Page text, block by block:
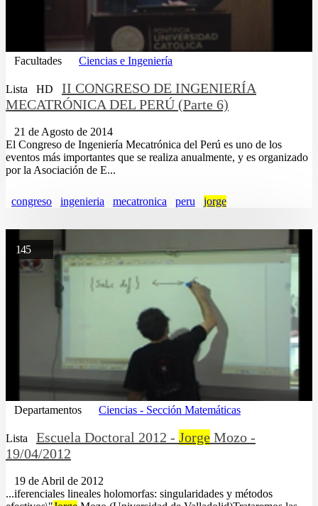
Facultades Ciencias e Ingeniería
Lista HD
II CONGRESO DE INGENIERÍA
MECATRÓNICA DEL PERÚ (Parte 6)
21 de Agosto de 2014
El Congreso de Ingeniería Mecatrónica del Perú es uno de los
eventos más importantes que se realiza anualmente, y es organizado
por la Asociación de E...
congreso ingenieria mecatronica peru jorge
145
Departamentos Ciencias - Sección Matemáticas
Lista Escuela Doctoral 2012 - Jorge Mozo -
19/04/2012
19 de Abril de 2012
...iferenciales lineales holomorfas: singularidades y métodos